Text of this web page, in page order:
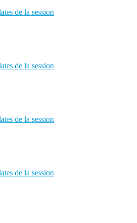
de la session
de la session
de la session
de la session